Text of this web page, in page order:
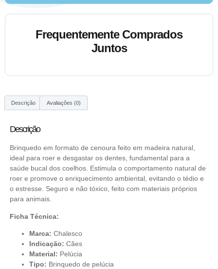
Frequentemente Comprados
Juntos
Descrição Avaliações (0)
Descrição
Brinquedo em formato de cenoura feito em madeira natural,
ideal para roer e desgastar os dentes, fundamental para a
saúde bucal dos coelhos. Estimula o comportamento natural de
roer e promove o enriquecimento ambiental, evitando o tédio e
o estresse. Seguro e não tóxico, feito com materiais próprios
para animais.
Ficha Técnica:
Marca: Chalesco
Indicação: Cães
Material: Pelúcia
Tipo: Brinquedo de pelúcia